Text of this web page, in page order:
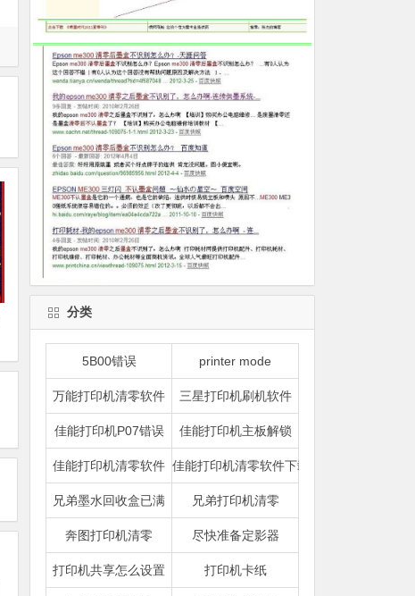
分类
5B00错误 printer mode
万能打印机清零软件 三星打印机刷机软件
佳能打印机P07错误 佳能打印机主板解锁
佳能打印机清零软件 佳能打印机清零软件下载
兄弟墨水回收盒已满 兄弟打印机清零
奔图打印机清零 尽快准备定影器
打印机共享怎么设置 打印机卡纸